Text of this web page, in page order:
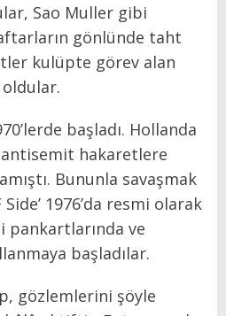
Sao Muller gibi
gönlünde taht
kulüpte görev alan
başladı. Hollanda
antisemit hakaretlere
Bununla savaşmak
1976’da resmi olarak
pankartlarında ve
başladılar.
gözlemlerini şöyle